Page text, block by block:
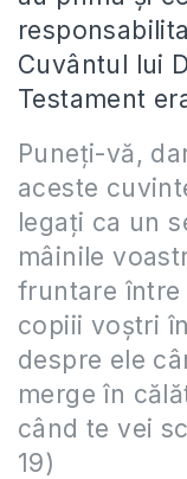
Cuvântul lui
Testament
Puneţi-vă,
aceste
legaţi ca un
mâinile
fruntare între
copiii voştri
despre ele
merge în
când te vei
19)